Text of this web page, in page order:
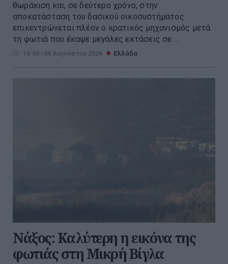
θωράκιση και, σε δεύτερο χρόνο, στην
αποκατάσταση του δασικού οικοσυστήματος
επικεντρώνεται πλέον ο κρατικός μηχανισμός μετά
τη φωτιά που έκαψε μεγάλες εκτάσεις σε ...
16:00 | 08 Αυγούστου 2026 Ελλάδα
Νάξος: Καλύτερη η εικόνα της
φωτιάς στη Μικρή Βίγλα